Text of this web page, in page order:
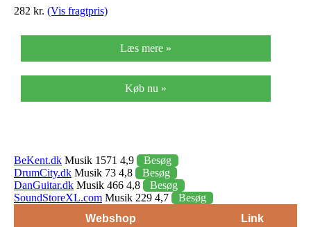
pack
282 kr. (Vis fragtpris)
Læs mere »
Køb nu »
BeKent.dk Musik 1571 4,9
Besøg
DrumCity.dk Musik 73 4,8
Besøg
DanGuitar.dk Musik 466 4,8
Besøg
SoundStoreXL.com Musik 229 4,7
Besøg
Webshop
Link